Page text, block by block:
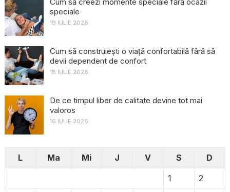
speciale
19 IULIE 2026
Cum să construiești o viață confortabilă fără să
devii dependent de confort
18 IULIE 2026
De ce timpul liber de calitate devine tot mai
valoros
16 IULIE 2026
L Ma Mi J V S
D
1
2